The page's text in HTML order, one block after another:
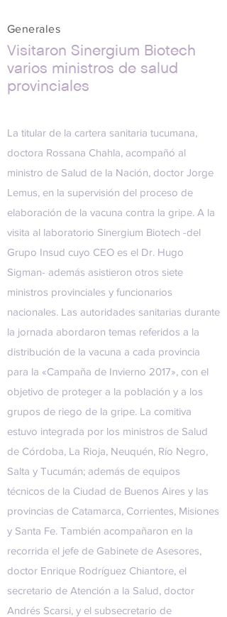
Generales
Visitaron Sinergium Biotech
varios ministros de salud
provinciales
La titular de la cartera sanitaria tucumana,
doctora Rossana Chahla, acompañó al
ministro de Salud de la Nación, doctor Jorge
Lemus, en la supervisión del proceso de
elaboración de la vacuna contra la gripe. A la
visita al laboratorio Sinergium Biotech -del
Grupo Insud cuyo CEO es el Dr. Hugo
Sigman- además asistieron otros siete
ministros provinciales y funcionarios
nacionales. Las autoridades sanitarias durante
la jornada abordaron temas referidos a la
distribución de la vacuna a cada provincia
para la «Campaña de Invierno 2017», con el
objetivo de proteger a la población y a los
grupos de riego de la gripe. La comitiva
estuvo integrada por los ministros de Salud
de Córdoba, La Rioja, Neuquén, Río Negro,
Salta y Tucumán; además de equipos
técnicos de la Ciudad de Buenos Aires y las
provincias de Catamarca, Corrientes, Misiones
y Santa Fe. También acompañaron en la
recorrida el jefe de Gabinete de Asesores,
doctor Enrique Rodríguez Chiantore, el
secretario de Atención a la Salud, doctor
Andrés Scarsi, y el subsecretario de